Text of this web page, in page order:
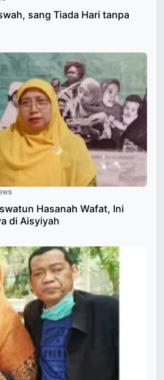
sang Tiada Hari tanpa
Hasanah Wafat, Ini
di Aisyiyah